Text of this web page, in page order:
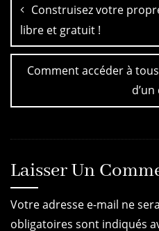
Construisez votre
libre et gratuit !
Comment accéder à
Laisser Un
Votre adresse e-mail ne
obligatoires sont indiqués